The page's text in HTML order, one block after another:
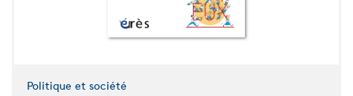
Politique et société